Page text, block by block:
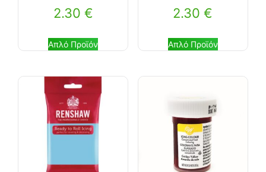
2.30 €
Απλό Προϊόν
2.30€
Απλό Προϊόν